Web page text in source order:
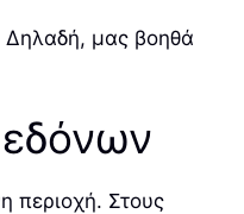
Δηλαδή, μας βοηθά
περιοχή. Στους